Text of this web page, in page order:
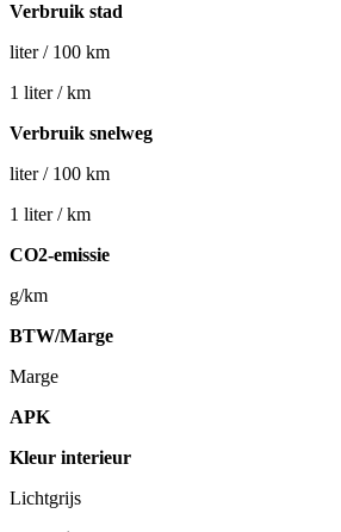
Verbruik stad
liter / 100 km
1 liter / km
Verbruik snelweg
liter / 100 km
1 liter / km
CO2-emissie
g/km
BTW/Marge
Marge
APK
Kleur interieur
Lichtgrijs